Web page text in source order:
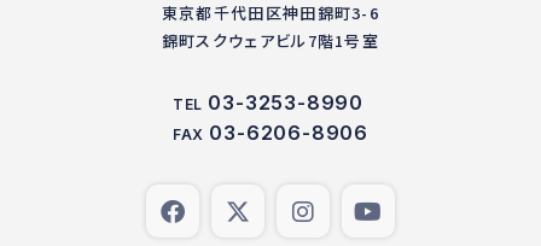
東京都千代田区神田錦町3-6
錦町スクウェアビル7階1号室
TEL 03-3253-8990
FAX 03-6206-8906